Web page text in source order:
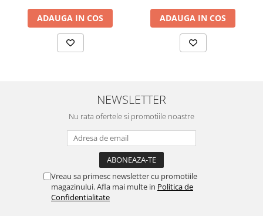
ADAUGA IN COS ADAUGA IN COS
NEWSLETTER
Nu rata ofertele si promotiile noastre
Vreau sa primesc newsletter cu promotiile
magazinului. Afla mai multe in Politica de
Confidentialitate